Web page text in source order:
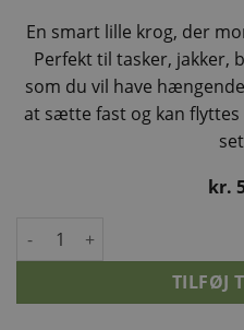
En smart lille krog, der
Perfekt til tasker,
som du vil have
at sætte fast og kan
kr.
Krog, Ø27 antal
TILFØJ